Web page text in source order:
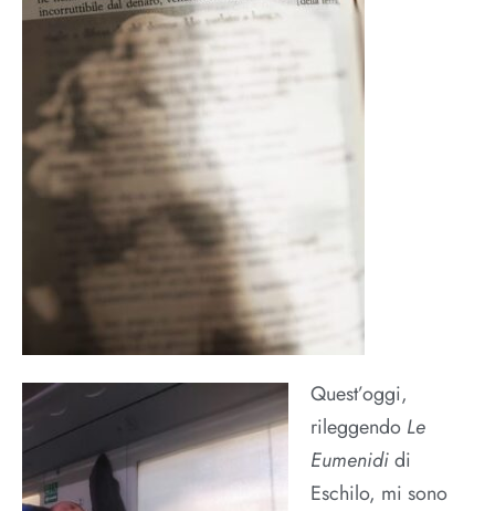
Quest’oggi,
rileggendo Le
Eumenididi
Eschilo, mi sono